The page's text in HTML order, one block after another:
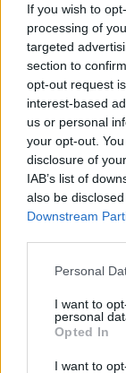
If you wish to
processing of
targeted
section to
opt-out request
interest-based
us or personal
your opt-out.
disclosure of
IAB’s list of
also be
Downstream
Please note
not limited to
grant or deny
use your data
consent section.
Personal
I want to
personal
Opted In
I want to
Πιο
φορά
εκκενώσουν
Διονύσου.